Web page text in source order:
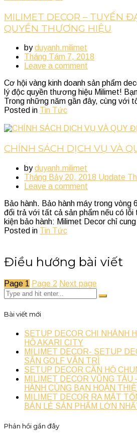
MILIMET DECOR – TUYỂN
QUYỀN THƯƠNG HIỆU
byduyanh.milimet
Tháng Tám 7, 2018
Leave a comment
Cơ hội vàng kinh doanh sản phẩm
lý độc quyền thương hiệu Milimet!
Trong những năm gần đây, cùng với
Posted in
Tin Tức
CHÍNH SÁCH DỊCH VỤ VÀ
byduyanh.milimet
Tháng Bảy 20, 2018 Update
Leave a comment
Bảo hành. Bảo hành máy trong vòng
đổi trả với tất cả sản phẩm nếu có
kiện bảo hành: Milimet Decor chỉ
Posted in Tin Tức
Điều hướng bài viết
Page 1 Page 2 Next page
Bài viết mới
SETUP DECOR CHI NHÁNH
HỘ AKARI CITY
MILIMET DECOR- SETUP
SÂN GOLF VÂN TRÌ
SETUP DECOR CĂN HỘ
MILIMET DECOR VŨNG TÀU
HÀNH CÙNG BẠN HOÀN
MILIMET DECOR RA MẮT
BÁN LẺ SẢN PHẨM LỚN
Phản hồi gần đây